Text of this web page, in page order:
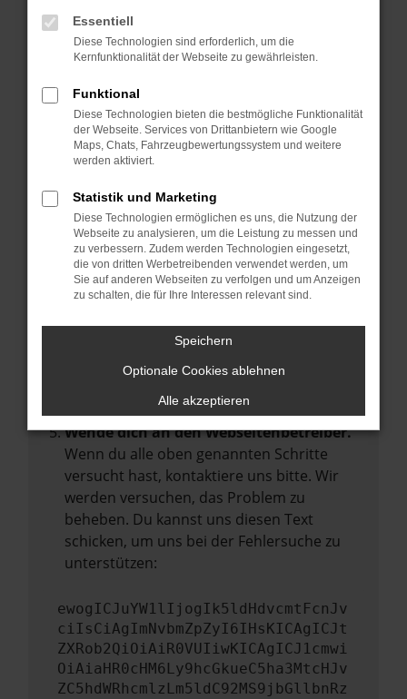
deine Suchmaschine?
Prüfe deine Browsererweiterungen.
können das Laden bestimmter Seiten
verhindern. Funktioniert die Seite in einem
anderen Browser oder in einem privaten
Fenster?
Starte dein Gerät neu.
Das kann manchmal helfen,
vorübergehende Probleme zu beheben.
Stelle sicher, dass dein Browser und dein
Betriebssystem auf dem neuesten Stand
Veraltete Software birgt nicht nur ein
führen, dass bestimmte Funktionen nicht
mehr unterstützt werden.
Wende dich an den Webseitenbetreiber.
Wenn du alle oben genannten Schritte
versucht hast, kontaktiere uns bitte. Wir
werden versuchen, das Problem zu
beheben. Du kannst uns diesen Text
schicken, um uns bei der Fehlersuche zu
unterstützen:
ewogICJuYW1lIjogIk5ldHdvcmtFcnJv
ciIsCiAgImNvbmZpZyI6IHsKICAgICJt
ZXRob2QiOiAiR0VUIiwKICAgICJ1cmwi
OiAiaHR0cHM6Ly9hcGkueC5ha3MtcHJv
ZC5hdWRhcmlzLm5ldC92MS9jbGllbnRz
Essentiell
Diese Technologien sind erforderlich, um die
Kernfunktionalität der Webseite zu gewährleisten.
Funktional
Diese Technologien bieten die bestmögliche Funktionalität
der Webseite. Services von Drittanbietern wie Google
Maps, Chats, Fahrzeugbewertungssystem und weitere
werden aktiviert.
Statistik und Marketing
Diese Technologien ermöglichen es uns, die Nutzung der
Webseite zu analysieren, um die Leistung zu messen und
zu verbessern. Zudem werden Technologien eingesetzt,
die von dritten Werbetreibenden verwendet werden, um
Sie auf anderen Webseiten zu verfolgen und um Anzeigen
zu schalten, die für Ihre Interessen relevant sind.
Speichern
Optionale Cookies ablehnen
Alle akzeptieren